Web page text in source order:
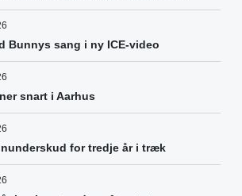
Bunnys sang i ny ICE-video
snart i Aarhus
for tredje år i træk